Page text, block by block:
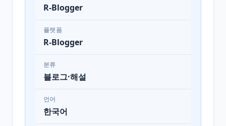
R-Blogger
플랫폼
R-Blogger
분류
블로그·해설
언어
한국어